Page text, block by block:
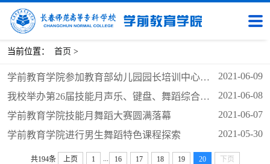
当前位置： 首页 >
学前教育学院参加教育部幼儿园园长培训中心领航名园长论坛
2021-06-09
我校举办第26届技能月声乐、键盘、舞蹈综合展示 暨“绽蕾”艺术团汇报演出
2021-06-08
学前教育学院技能月舞蹈大赛圆满落幕
2021-06-07
学前教育学院进行男生舞蹈特色课程探索
2021-05-30
共194条 上页 1 16 17 18 19 20 下页